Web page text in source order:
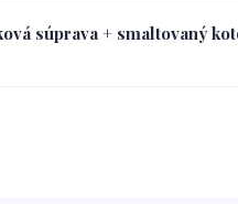
súprava + smaltovaný